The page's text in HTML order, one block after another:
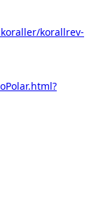
korallrev-